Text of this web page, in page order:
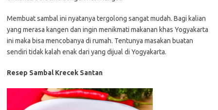
Membuat sambal ini nyatanya tergolong sangat mudah. Bagi kalian
yang merasa kangen dan ingin menikmati makanan khas Yogyakarta
ini maka bisa mencobanya di rumah. Tentunya masakan buatan
sendiri tidak kalah enak dari yang dijual di Yogyakarta.
Resep Sambal Krecek Santan